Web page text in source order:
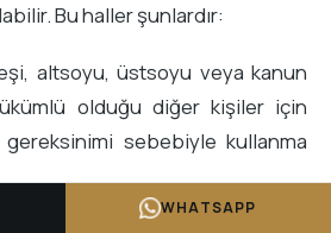
Bu haller şunlardır:
altsoyu, üstsoyu veya kanun
olduğu diğer kişiler için
sebebiyle kullanma
WHATSAPP